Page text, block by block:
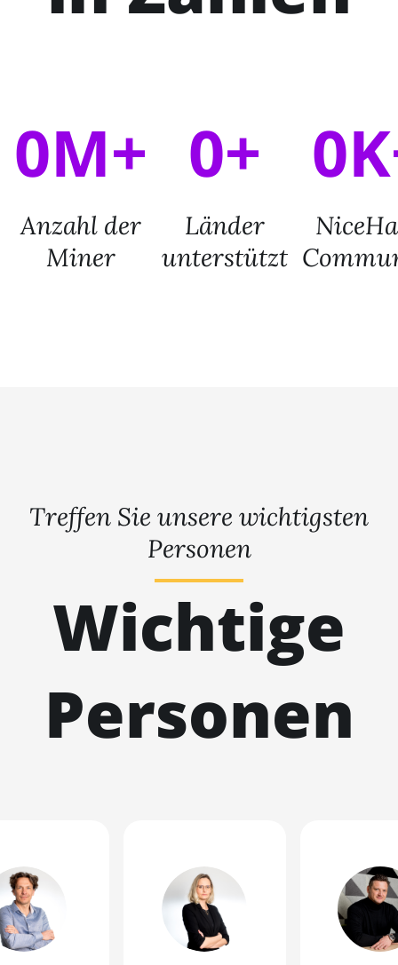
0M+
Anzahl der
Miner
0+
Länder
unterstützt
Treffen Sie unsere wichtigsten
Personen
Wichtige
Personen